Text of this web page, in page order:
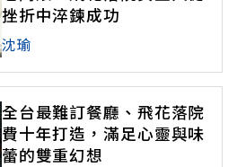
挫折中淬鍊成功
沈瑜
全台最難訂餐廳、飛花落院
費十年打造，滿足心靈與味
蕾的雙重幻想